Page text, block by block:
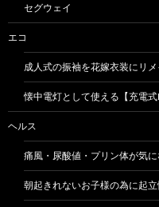
セグウェイ
エコ
成人式の振袖を花嫁衣装にリメ
懐中電灯として使える【充電式
ヘルス
痛風・尿酸値・プリン体が気
朝起きれないお子様の為に起